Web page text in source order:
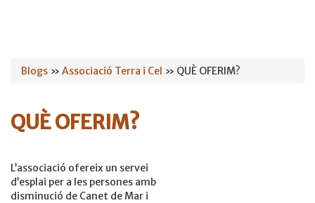
Esteu
Blogs » Associació Terra i Cel » QUÈ OFERIM?
QUÈ OFERIM?
L’associació ofereix un servei
d’esplai per a les persones amb
disminució de Canet de Mar i